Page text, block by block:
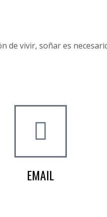
de vivir, soñar es
EMAIL